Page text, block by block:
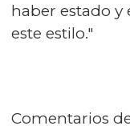
haber estado y
este estilo."
Comentarios